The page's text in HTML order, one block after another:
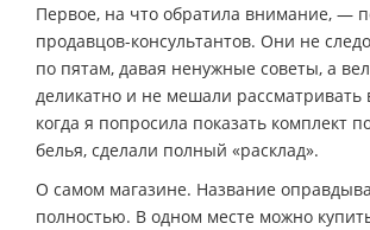
Первое, на что обратила внимание, —
продавцов-консультантов. Они не
по пятам, давая ненужные советы, а
деликатно и не мешали
когда я попросила показать комплект
белья, сделали полный «расклад».
О самом магазине. Название
полностью. В одном месте можно